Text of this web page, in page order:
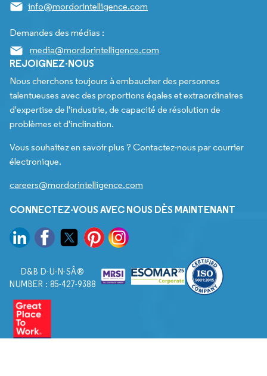
info@mordorintelligence.com
Demandes des médias :
media@mordorintelligence.com
REJOIGNEZ-NOUS
Nous cherchons toujours à embaucher des personnes
talentueuses avec des proportions égales et extraordinaires
d'expertise de l'industrie, de capacité de résolution de
problèmes et d'inclination.
Vous souhaitez en savoir plus ? Contactez-nous par courrier
électronique.
careers@mordorintelligence.com
CONNECTEZ-VOUS AVEC NOUS DÈS MAINTENANT
D&B D-U-N-SÂ®
NUMBER : 85-427-9388